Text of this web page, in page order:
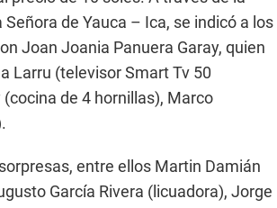
de Yauca – Ica, se indicó a los
Joan Joania Panuera Garay, quien
Larru (televisor Smart Tv 50
de 4 hornillas), Marco
entre ellos Martin Damián
García Rivera (licuadora), Jorge